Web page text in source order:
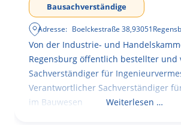
Bausachverständige
Adresse: Boelckestraße 38,93051
Von der Industrie- und
Regensburg öffentlich bestellter und
Sachverständiger für
Verantwortlicher Sachverständiger
im Bauwesen
Weiterlesen …